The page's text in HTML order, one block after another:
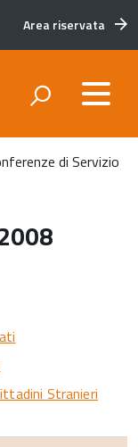
Area riservata
di Servizio
Stranieri